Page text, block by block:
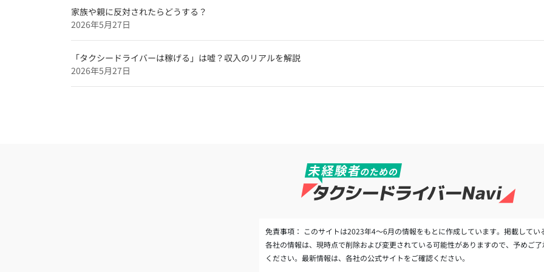
家族や親に反対されたらどうする？
2026年5月27日
「タクシードライバーは稼げる」は嘘？収入のリアルを解説
2026年5月27日
免責事項： このサイトは2023年4～6月の情報をもとに作成しています。掲載してい
各社の情報は、現時点で削除および変更されている可能性がありますので、予めご了
ください。最新情報は、各社の公式サイトをご確認ください。